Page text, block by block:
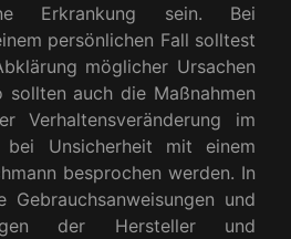
Erkrankung sein. Bei
persönlichen Fall solltest
möglicher Ursachen
sollten auch die Maßnahmen
Verhaltensveränderung im
bei Unsicherheit mit einem
besprochen werden. In
Gebrauchsanweisungen und
der Hersteller und